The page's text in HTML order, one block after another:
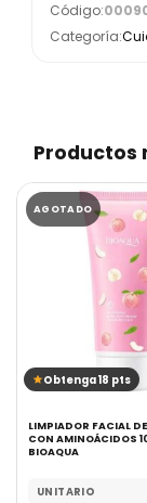
Código:
Categoría:
Productos
AGOTADO
Obtenga 18 pts
LIMPIADOR FACIAL
CON AMINOÁCIDOS
BIOAQUA
UNITARIO